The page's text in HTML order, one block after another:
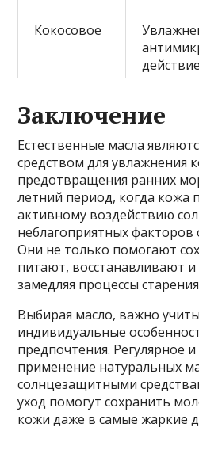
Кокосовое
действие
Заключение
Естественные масла
средством для увлажнения
предотвращения ранних
летний период, когда кожа
активному воздействию
неблагоприятных
Они не только помогают
питают, восстанавливают
замедляя процессы
Выбирая масло, важно
индивидуальные
предпочтения. Регулярное
применение натуральных
солнцезащитными
уход помогут сохранить
кожи даже в самые жаркие